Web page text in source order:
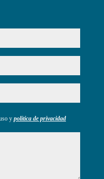
y política de privacidad